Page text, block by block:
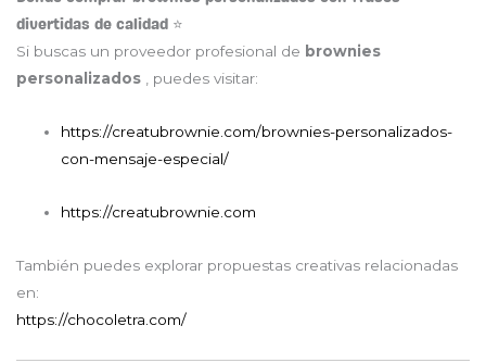
divertidas de calidad ⭐
Si buscas un proveedor profesional de brownies
personalizados
, puedes visitar:
https://creatubrownie.com/brownies-personalizados-
con-mensaje-especial/
https://creatubrownie.com
También puedes explorar propuestas creativas relacionadas
en:
https://chocoletra.com/